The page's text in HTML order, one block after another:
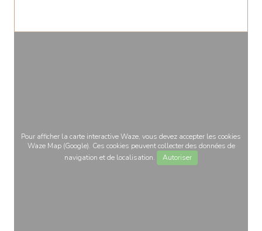
Pour afficher la carte interactive Waze, vous devez accepter les cookies
Waze Map (Google). Ces cookies peuvent collecter des données de
navigation et de localisation.
Autoriser